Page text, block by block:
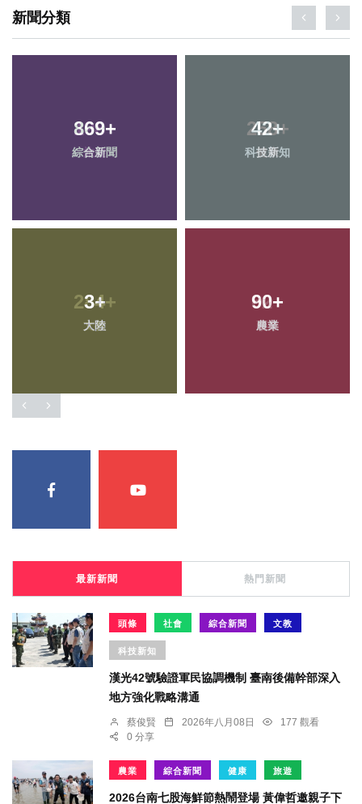
新聞分類
869+
綜合新聞
42+
科技新知
3+
大陸
90+
農業
最新新聞 熱門新聞
頭條 社會 綜合新聞 文教
科技新知
漢光42號驗證軍民協調機制 臺南後備幹部深入
地方強化戰略溝通
蔡俊賢 2026年八月08日
177 觀看
0 分享
農業 綜合新聞 健康 旅遊
2026台南七股海鮮節熱鬧登場 黃偉哲邀親子下